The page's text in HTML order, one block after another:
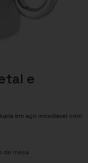
e
em aço inoxidável com
de mesa